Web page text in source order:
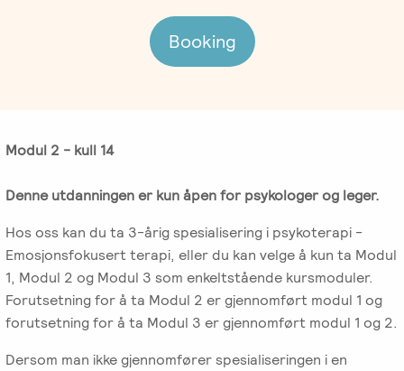
Terapiforberedende
psykologer
leger
EFT
-
Videreutdanning
for
Jobb
IPR
Videoer
om
følelser
Emosjonsfokusert
arbeid
Forskning
Veiledning
i
EFT
Arbeidsrettet
behandling
for
Terapi
Bli
medlem
i
NIEFT
Booking
Modul 2 - kull 14
Denne utdanningen er kun åpen for psykologer og leger.
Hos oss kan du ta 3-årig spesialisering i psykoterapi -
Emosjonsfokusert terapi, eller du kan velge å kun ta Modul
1, Modul 2 og Modul 3 som enkeltstående kursmoduler.
Forutsetning for å ta Modul 2 er gjennomført modul 1 og
forutsetning for å ta Modul 3 er gjennomført modul 1 og 2.
Dersom man ikke gjennomfører spesialiseringen i en